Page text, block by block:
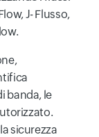
J- Flusso,
banda, le
sicurezza